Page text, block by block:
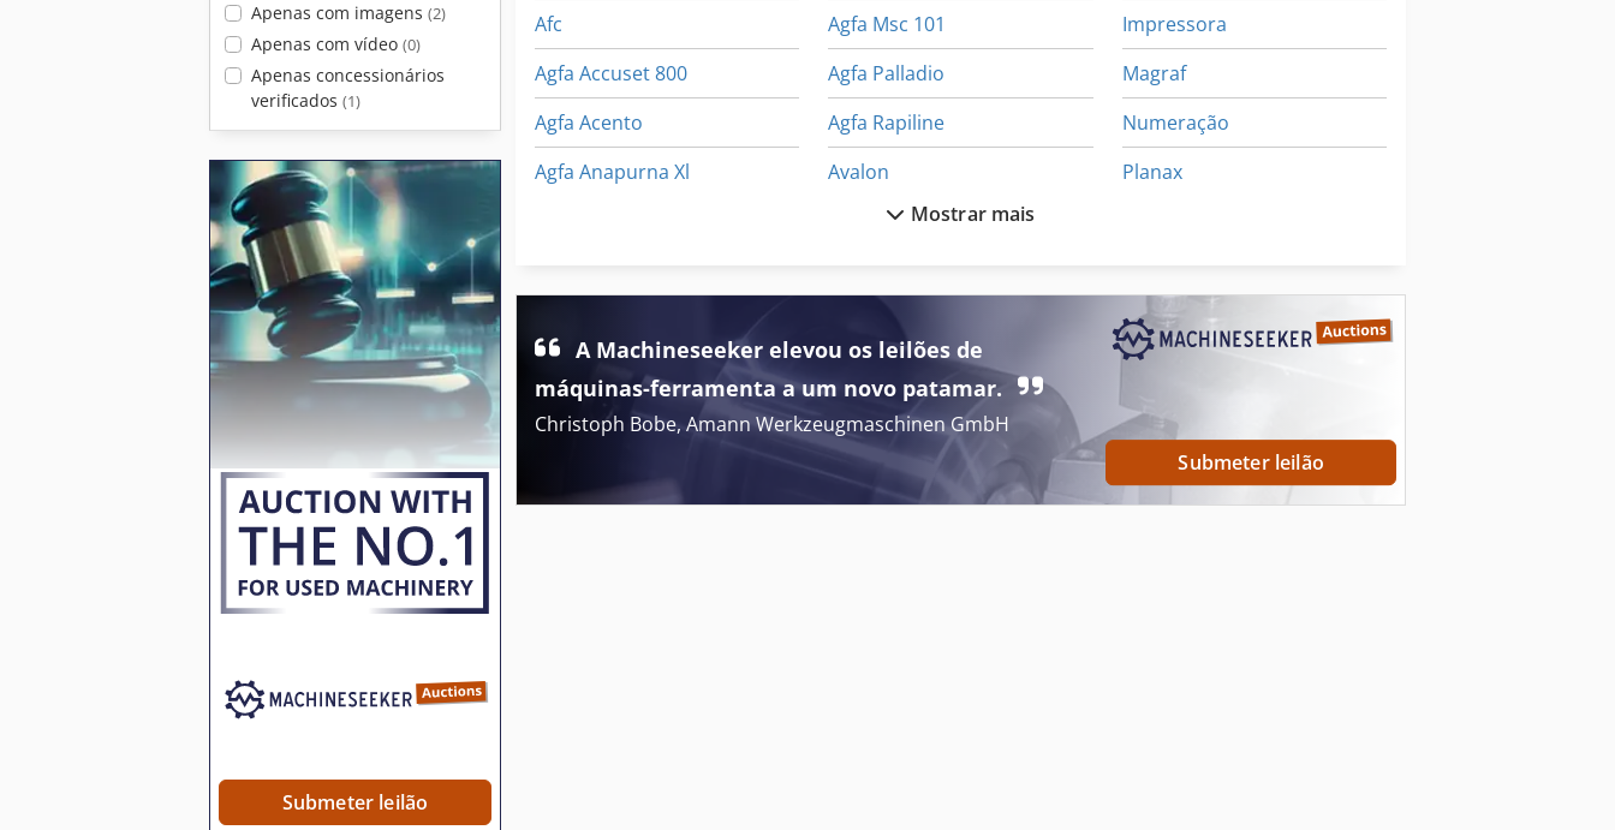
Apenas com imagens (2)
Apenas com vídeo (0)
Apenas concessionários
verificados (1)
Submeter leilão
Afc
Agfa Accuset 800
Agfa Acento
Agfa Anapurna Xl
Agfa Msc 101
Agfa Palladio
Agfa Rapiline
Avalon
Fotocompositoras
Impressora
Magraf
Numeração
Planax
Mostrar mais
A Machineseeker elevou os leilões de
máquinas-ferramenta a um novo patamar.
Christoph Bobe, Amann Werkzeugmaschinen GmbH
Submeter leilão